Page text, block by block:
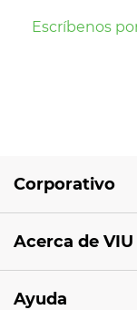
Escríbenos
Corporativo
Av 18 de
México
Acerca de VIU
Ayuda